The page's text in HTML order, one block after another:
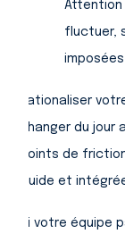
Attention
fluctuer,
imposées
Rationaliser
changer du jour
points de
fluide et
Si votre équipe